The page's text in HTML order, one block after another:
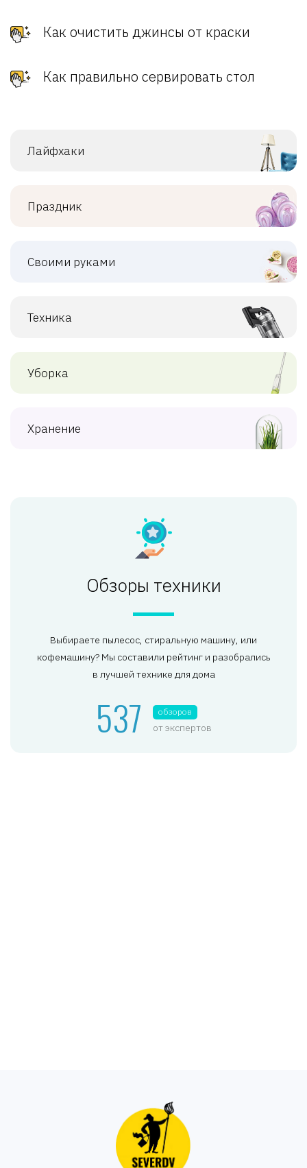
Как очистить джинсы от краски
Как правильно сервировать стол
Лайфхаки
Праздник
Своими руками
Техника
Уборка
Хранение
Обзоры техники
Выбираете пылесос, стиральную машину, или
кофемашину? Мы составили рейтинг и разобрались
в лучшей технике для дома
537 обзоров
от экспертов